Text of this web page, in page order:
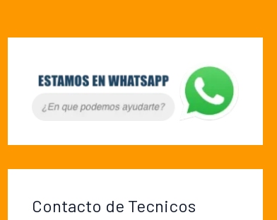
Contacto de Tecnicos